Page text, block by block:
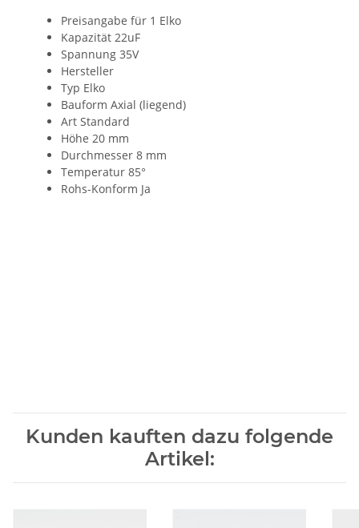
Preisangabe für 1 Elko
Kapazität 22uF
Spannung 35V
Hersteller
Typ Elko
Bauform Axial (liegend)
Art Standard
Höhe 20 mm
Durchmesser 8 mm
Temperatur 85°
Rohs-Konform Ja
Kunden kauften dazu folgende
Artikel: